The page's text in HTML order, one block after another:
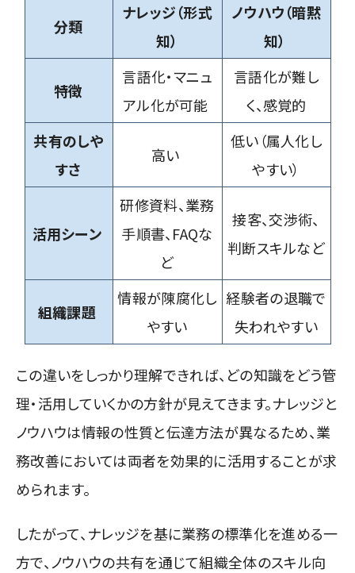
分類
ナレッジ（形式
知）
ノウハウ（暗黙
知）
特徴
言語化・マニュ
アル化が可能
言語化が難し
く、感覚的
共有のしや
すさ
高い
低い（属人化し
やすい）
活用シーン
研修資料、業務
手順書、FAQな
ど
接客、交渉術、
判断スキルなど
組織課題
情報が陳腐化し
やすい
経験者の退職で
失われやすい
この違いをしっかり理解できれば、どの知識をどう管
理・活用していくかの方針が見えてきます。ナレッジと
ノウハウは情報の性質と伝達方法が異なるため、業
務改善においては両者を効果的に活用することが求
められます。
したがって、ナレッジを基に業務の標準化を進める一
方で、ノウハウの共有を通じて組織全体のスキル向